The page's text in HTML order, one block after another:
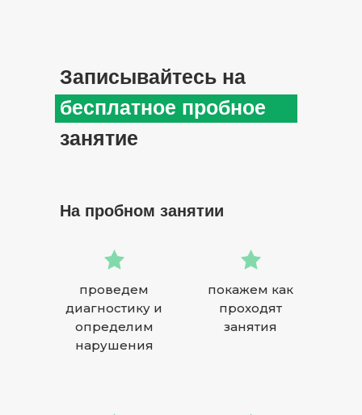
На пробном занятии
проведем
диагностику и
определим
нарушения
покажем как
проходят
занятия
Записывайтесь на
бесплатное пробное
занятие